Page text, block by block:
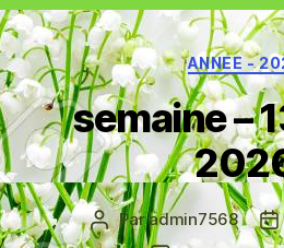
-
-
-
-
ANNEE -
semaine –
Auteur
de
Paradmin7568